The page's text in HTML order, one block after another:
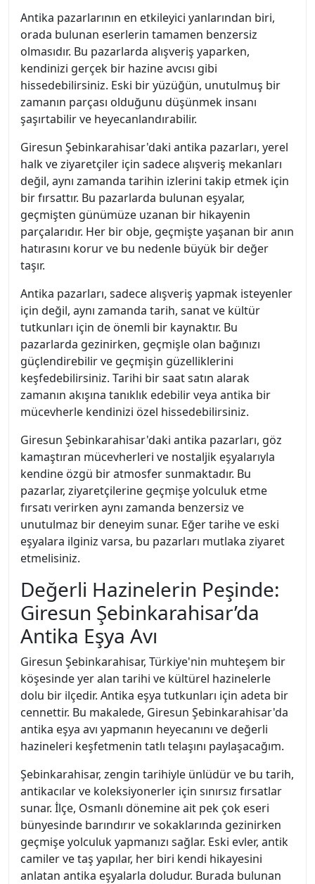
Antika pazarlarının en etkileyici yanlarından biri,
orada bulunan eserlerin tamamen benzersiz
olmasıdır. Bu pazarlarda alışveriş yaparken,
kendinizi gerçek bir hazine avcısı gibi
hissedebilirsiniz. Eski bir yüzüğün, unutulmuş bir
zamanın parçası olduğunu düşünmek insanı
şaşırtabilir ve heyecanlandırabilir.
Giresun Şebinkarahisar'daki antika pazarları, yerel
halk ve ziyaretçiler için sadece alışveriş mekanları
değil, aynı zamanda tarihin izlerini takip etmek için
bir fırsattır. Bu pazarlarda bulunan eşyalar,
geçmişten günümüze uzanan bir hikayenin
parçalarıdır. Her bir obje, geçmişte yaşanan bir anın
hatırasını korur ve bu nedenle büyük bir değer
taşır.
Antika pazarları, sadece alışveriş yapmak isteyenler
için değil, aynı zamanda tarih, sanat ve kültür
tutkunları için de önemli bir kaynaktır. Bu
pazarlarda gezinirken, geçmişle olan bağınızı
güçlendirebilir ve geçmişin güzelliklerini
keşfedebilirsiniz. Tarihi bir saat satın alarak
zamanın akışına tanıklık edebilir veya antika bir
mücevherle kendinizi özel hissedebilirsiniz.
Giresun Şebinkarahisar'daki antika pazarları, göz
kamaştıran mücevherleri ve nostaljik eşyalarıyla
kendine özgü bir atmosfer sunmaktadır. Bu
pazarlar, ziyaretçilerine geçmişe yolculuk etme
fırsatı verirken aynı zamanda benzersiz ve
unutulmaz bir deneyim sunar. Eğer tarihe ve eski
eşyalara ilginiz varsa, bu pazarları mutlaka ziyaret
etmelisiniz.
Değerli Hazinelerin Peşinde:
Giresun Şebinkarahisar’da
Antika Eşya Avı
Giresun Şebinkarahisar, Türkiye'nin muhteşem bir
köşesinde yer alan tarihi ve kültürel hazinelerle
dolu bir ilçedir. Antika eşya tutkunları için adeta bir
cennettir. Bu makalede, Giresun Şebinkarahisar'da
antika eşya avı yapmanın heyecanını ve değerli
hazineleri keşfetmenin tatlı telaşını paylaşacağım.
Şebinkarahisar, zengin tarihiyle ünlüdür ve bu tarih,
antikacılar ve koleksiyonerler için sınırsız fırsatlar
sunar. İlçe, Osmanlı dönemine ait pek çok eseri
bünyesinde barındırır ve sokaklarında gezinirken
geçmişe yolculuk yapmanızı sağlar. Eski evler, antik
camiler ve taş yapılar, her biri kendi hikayesini
anlatan antika eşyalarla doludur. Burada bulunan